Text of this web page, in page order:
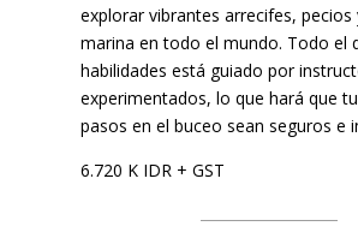
explorar vibrantes arrecifes, pecios
marina en todo el mundo. Todo el
habilidades está guiado por
experimentados, lo que hará que
pasos en el buceo sean seguros e
6.720 K IDR + GST